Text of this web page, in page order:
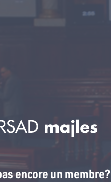
encore un membre?